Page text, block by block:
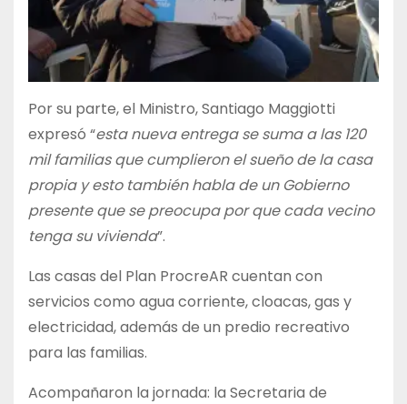
Por su parte, el Ministro, Santiago Maggiotti
expresó “esta nueva entrega se suma a las 120
mil familias que cumplieron el sueño de la casa
propia y esto también habla de un Gobierno
presente que se preocupa por que cada vecino
tenga su vivienda”.
Las casas del Plan ProcreAR cuentan con
servicios como agua corriente, cloacas, gas y
electricidad, además de un predio recreativo
para las familias.
Acompañaron la jornada: la Secretaria de